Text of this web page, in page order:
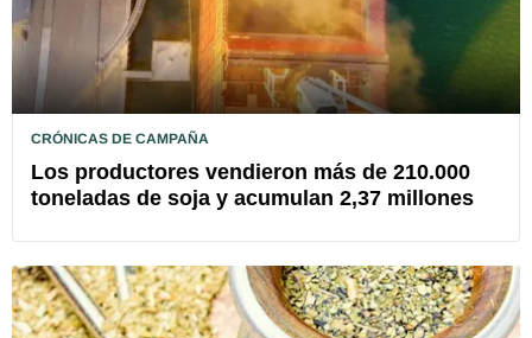
CRÓNICAS DE CAMPAÑA
Los productores vendieron más de 210.000
toneladas de soja y acumulan 2,37 millones